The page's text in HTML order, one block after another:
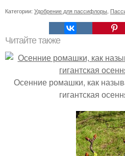
Категории: Удобрение для пассифлоры
Читайте также
Осенние ромашки, как
гигантская